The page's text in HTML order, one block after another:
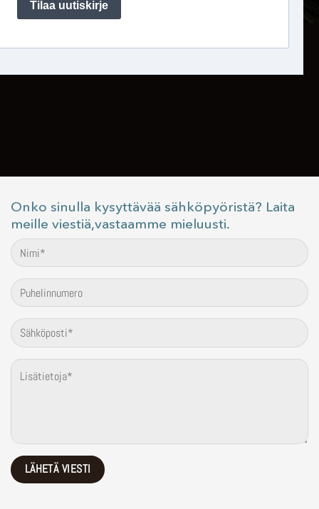
Onko sinulla kysyttävää sähköpyöristä? Laita
meille viestiä,vastaamme mieluusti.